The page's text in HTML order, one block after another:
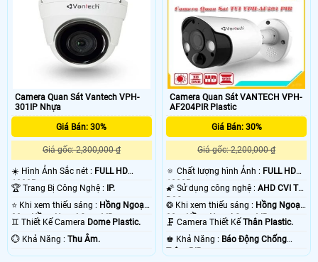
Camera Quan Sát Vantech VPH-
301IP Nhựa
Giá Bán: 30%
Giá gốc: 2,300,000 ₫
☀️ Hình Ảnh Sắc nét : FULL HD
1080P .
🏆 Trang Bị Công Nghệ : IP.
⭐ Khi xem thiếu sáng : Hồng Ngoại
30m Hồng Ngoại Smart IR.
♊ Thiết Kế Camera Dome Plastic.
️💮 Khả Năng : Thu Âm.
Camera Quan Sát VANTECH VPH-
AF204PIR Plastic
Giá Bán: 30%
Giá gốc: 2,200,000 ₫
🔅 Chất lượng hình Ảnh : FULL HD
1080P .
🌠 Sử dụng công nghệ :AHD CVI TVI
BCS.
❂ Khi xem thiếu sáng : Hồng Ngoại
30m Hồng Ngoại Smart IR.
🗜️ Camera Thiết KếThân Plastic.
️♚ Khả Năng : Báo Động Chống
Trộm PIR.